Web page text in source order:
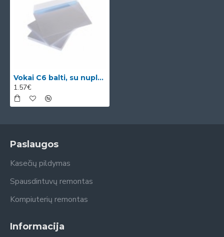
Vokai C6 balti, su nuplėšiama juostele 114x162 mm x 50vnt
1.57€
Paslaugos
Kasečių pildymas
Spausdintuvų remontas
Kompiuterių remontas
Informacija